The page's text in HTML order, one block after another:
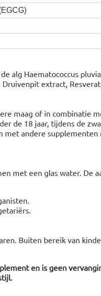
alg Haematococcus
extract,
maag of in combinatie
de 18 jaar, tijdens de
met andere
met een glas water. De
Buiten bereik van
en is geen